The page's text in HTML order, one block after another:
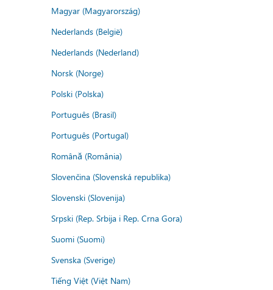
Magyar (Magyarország)
Nederlands (België)
Nederlands (Nederland)
Norsk (Norge)
Polski (Polska)
Português (Brasil)
Português (Portugal)
Română (România)
Slovenčina (Slovenská republika)
Slovenski (Slovenija)
Srpski (Rep. Srbija i Rep. Crna Gora)
Suomi (Suomi)
Svenska (Sverige)
Tiếng Việt (Việt Nam)